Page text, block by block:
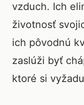
vzduch. Ich
životnosť
ich pôvodnú
zaslúži byť
ktoré si